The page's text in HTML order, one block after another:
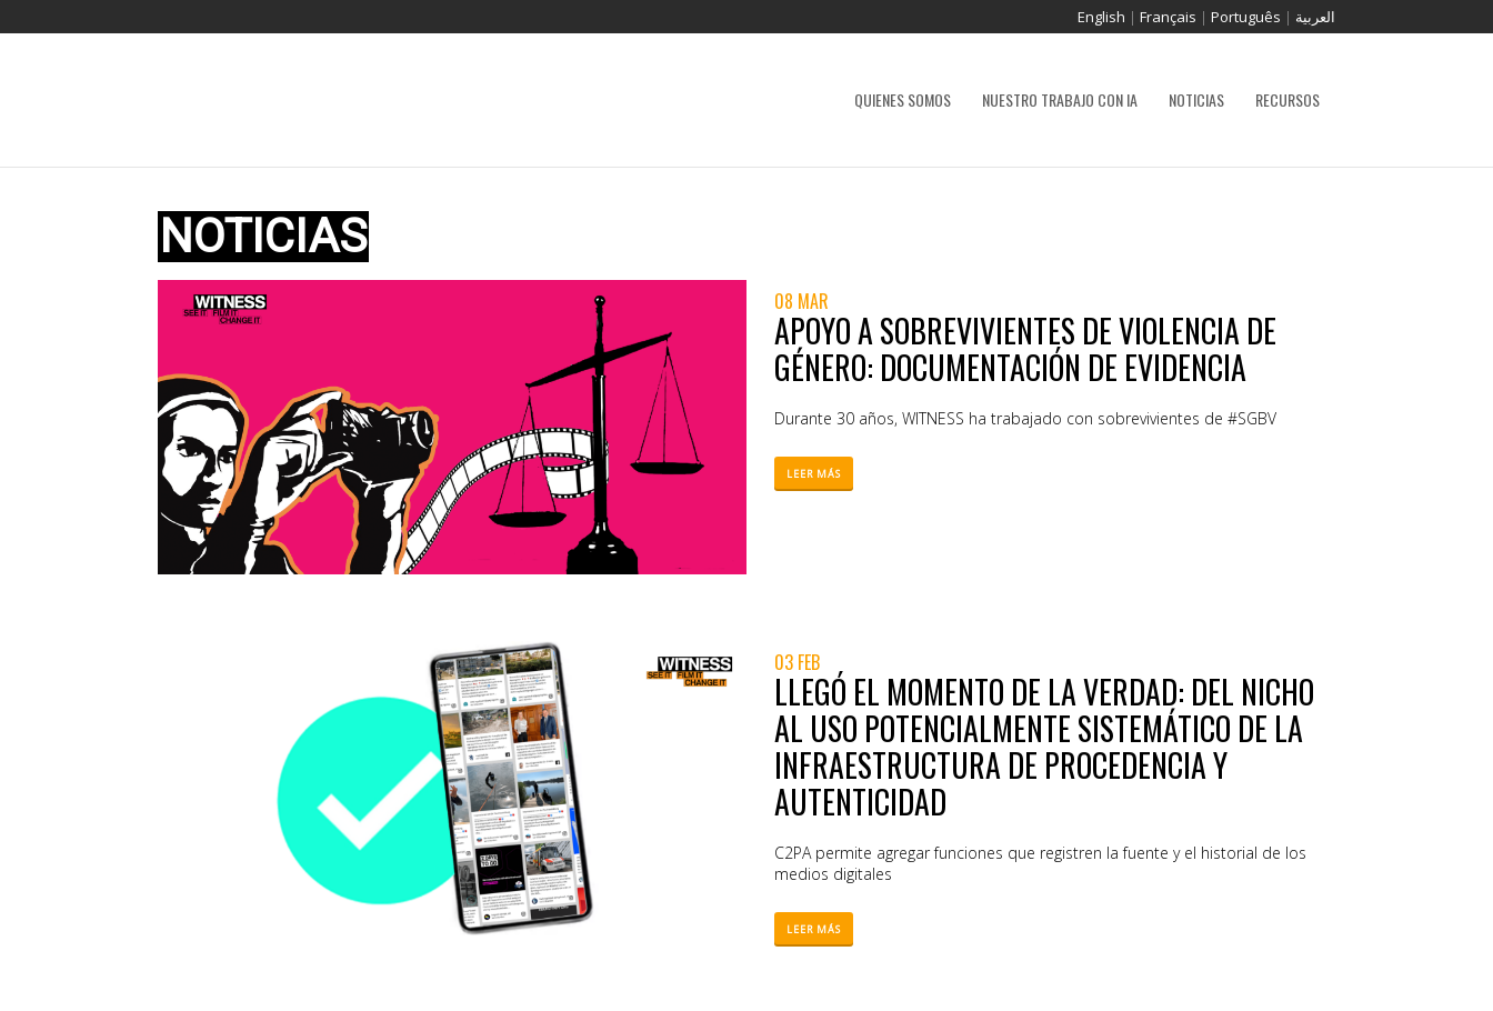
English | Français | Português | العربية
QUIENES SOMOS NUESTRO TRABAJO CON IA NOTICIAS RECURSOS
08 MAR
APOYO A SOBREVIVIENTES DE VIOLENCIA DE
GÉNERO: DOCUMENTACIÓN DE EVIDENCIA
Durante 30 años, WITNESS ha trabajado con sobrevivientes de #SGBV
LEER MÁS
03 FEB
LLEGÓ EL MOMENTO DE LA VERDAD: DEL NICHO
AL USO POTENCIALMENTE SISTEMÁTICO DE LA
INFRAESTRUCTURA DE PROCEDENCIA Y
AUTENTICIDAD
C2PA permite agregar funciones que registren la fuente y el historial de los
medios digitales
LEER MÁS